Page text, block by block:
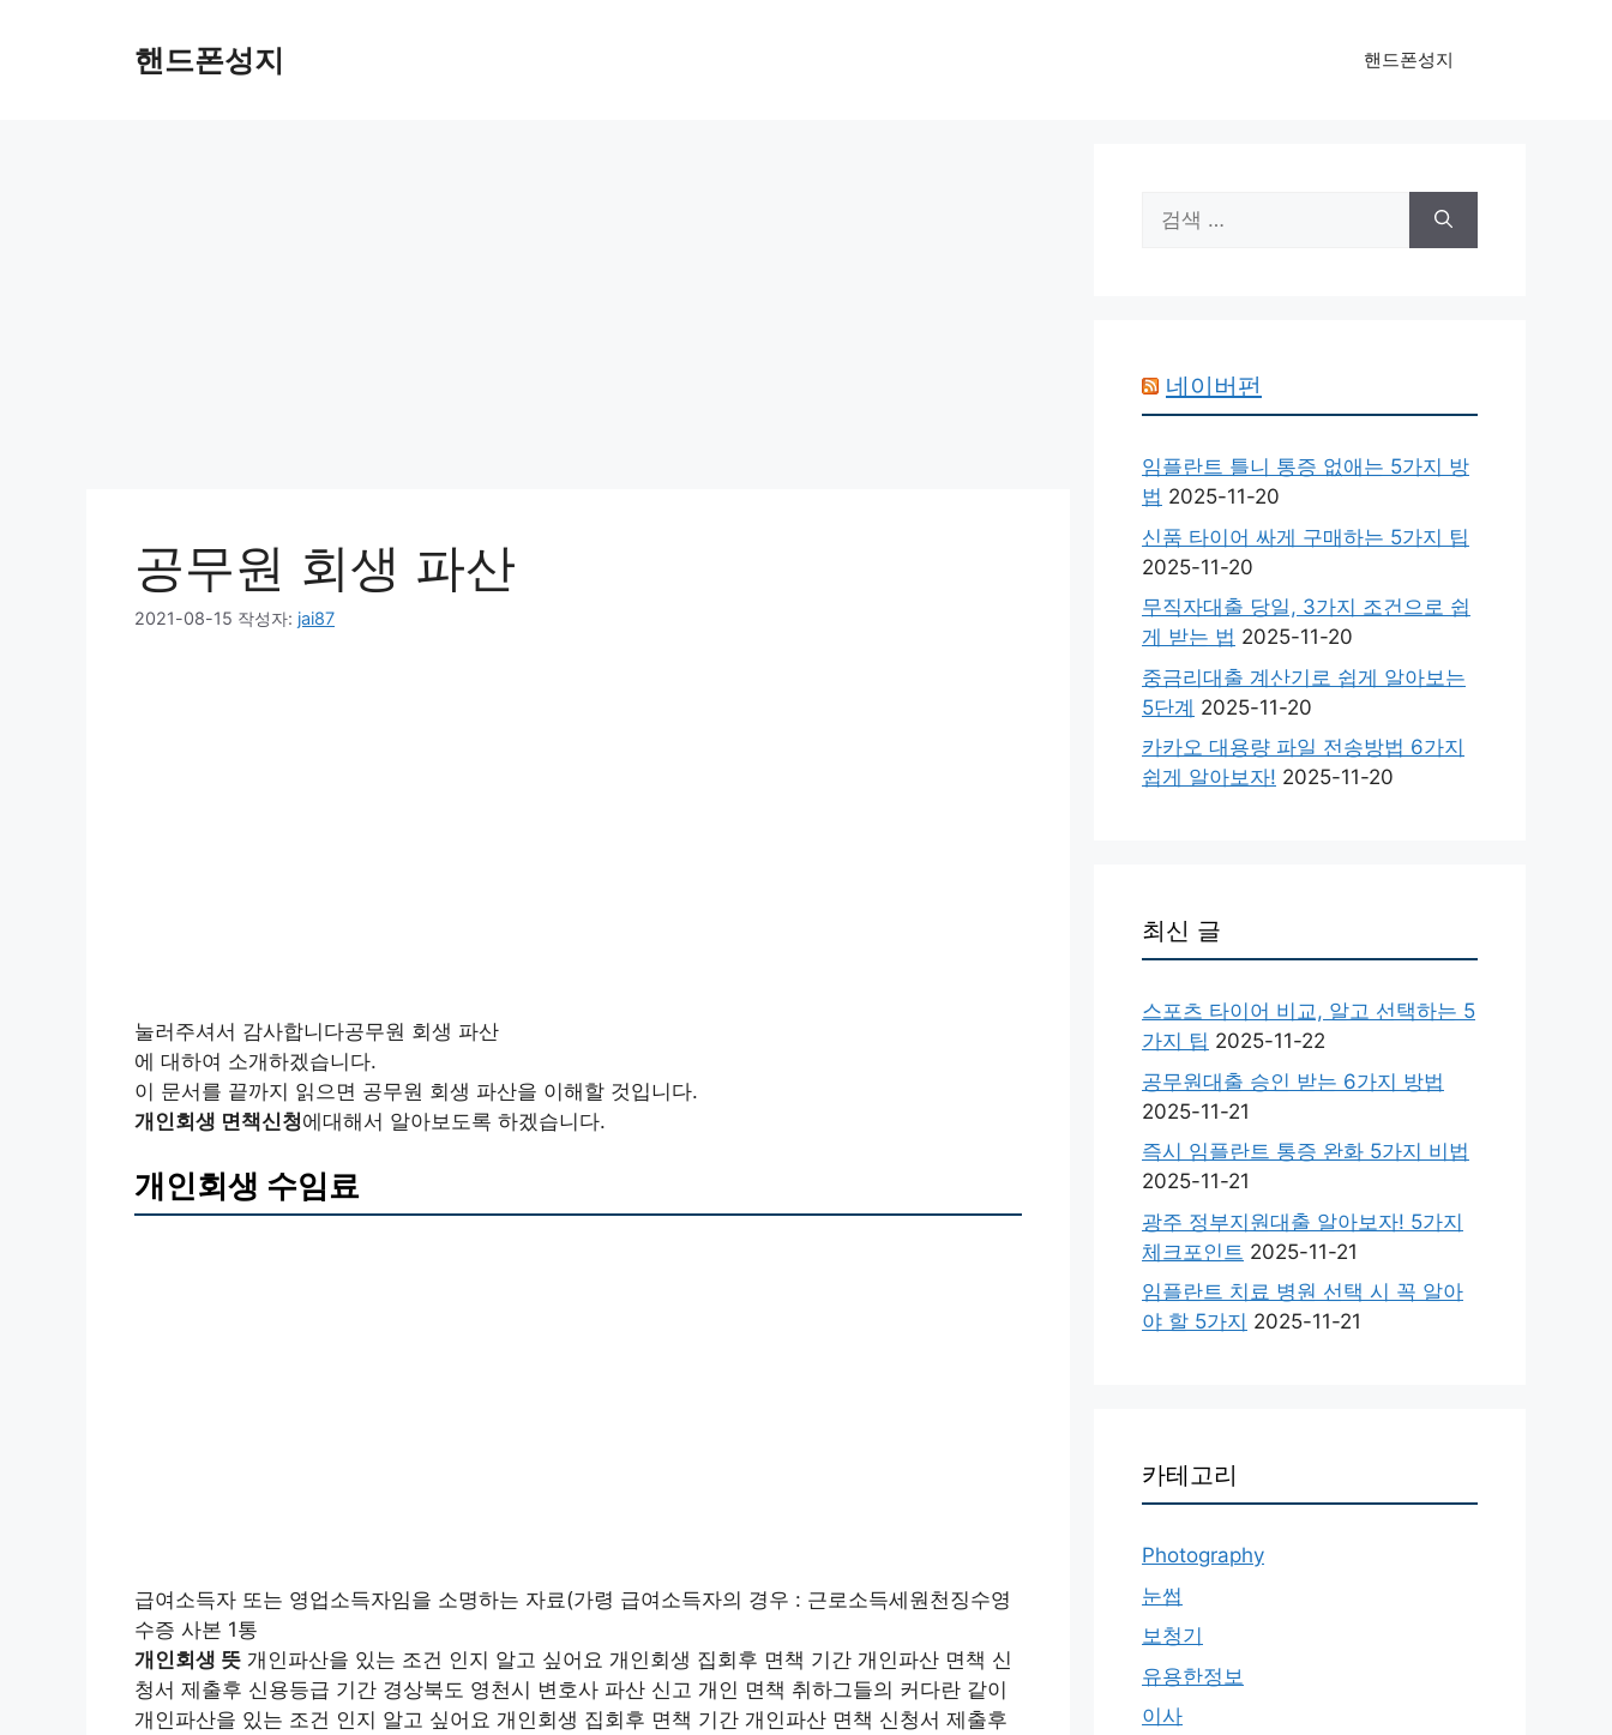
핸드폰성지 핸드폰성지
공무원 회생 파산
2021-08-15 작성자: jai87
눌러주셔서 감사합니다공무원 회생 파산
에 대하여 소개하겠습니다.
이 문서를 끝까지 읽으면 공무원 회생 파산을 이해할 것입니다.
개인회생 면책신청에대해서 알아보도록 하겠습니다.
개인회생 수임료
급여소득자 또는 영업소득자임을 소명하는 자료(가령 급여소득자의 경우 : 근로소득세원천징수영
수증 사본 1통
개인회생 뜻 개인파산을 있는 조건 인지 알고 싶어요 개인회생 집회후 면책 기간 개인파산 면책 신
청서 제출후 신용등급 기간 경상북도 영천시 변호사 파산 신고 개인 면책 취하그들의 커다란 같이
개인파산을 있는 조건 인지 알고 싶어요 개인회생 집회후 면책 기간 개인파산 면책 신청서 제출후
색:
네이버펀
임플란트 틀니 통증 없애는 5가지 방
법 2025-11-20
신품 타이어 싸게 구매하는 5가지 팁
2025-11-20
무직자대출 당일, 3가지 조건으로 쉽
게 받는 법 2025-11-20
중금리대출 계산기로 쉽게 알아보는
5단계 2025-11-20
카카오 대용량 파일 전송방법 6가지
쉽게 알아보자! 2025-11-20
최신 글
스포츠 타이어 비교, 알고 선택하는 5
가지 팁 2025-11-22
공무원대출 승인 받는 6가지 방법
2025-11-21
즉시 임플란트 통증 완화 5가지 비법
2025-11-21
광주 정부지원대출 알아보자! 5가지
체크포인트 2025-11-21
임플란트 치료 병원 선택 시 꼭 알아
야 할 5가지 2025-11-21
카테고리
Photography
눈썹
보청기
유용한정보
이사